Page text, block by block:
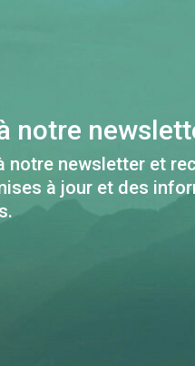
notre
notre newsletter et
à jour et des